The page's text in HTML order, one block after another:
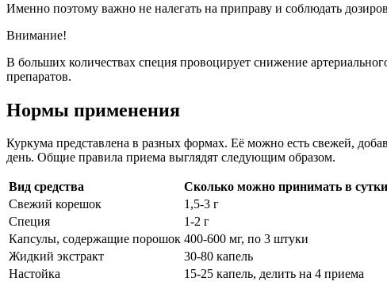
Именно поэтому важно не налегать на приправу и соблюдать
Внимание!
В больших количествах специя провоцирует снижение
препаратов.
Нормы применения
Куркума представлена в разных формах. Её можно есть свежей,
день. Общие правила приема выглядят следующим образом.
Вид средства
Сколько можно принимать в сутки
Свежий корешок
1,5-3 г
Специя
1-2 г
Капсулы, содержащие порошок 400-600 мг, по 3 штуки
Жидкий экстракт
30-80 капель
Настойка
15-25 капель, делить на 4 приема